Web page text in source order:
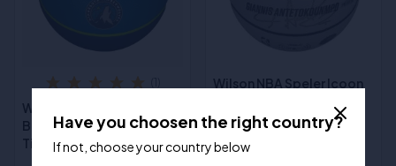
Wilson NBA Team Tribute
Basketbal - Minnesota
Timberwolves - maat 7
Wilson NBA Speler Icoon
Giannis Antetokounmpo
Have you choosen the right country?
If not, choose your country below